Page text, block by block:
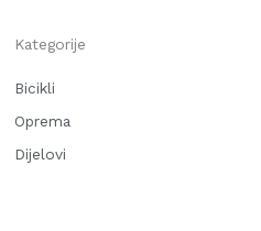
Kategorije
Bicikli
Oprema
Dijelovi